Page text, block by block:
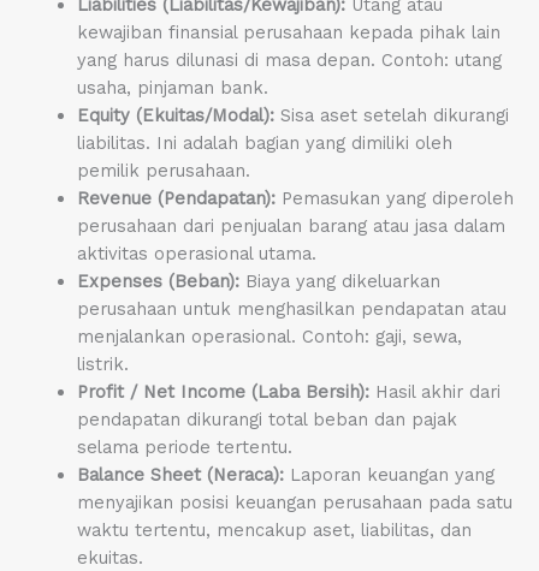
Liabilities (Liabilitas/Kewajiban):Utang atau
kewajiban finansial perusahaan kepada pihak lain
yang harus dilunasi di masa depan. Contoh: utang
usaha, pinjaman bank.
Equity (Ekuitas/Modal):Sisa aset setelah dikurangi
liabilitas. Ini adalah bagian yang dimiliki oleh
pemilik perusahaan.
Revenue (Pendapatan):Pemasukan yang diperoleh
perusahaan dari penjualan barang atau jasa dalam
aktivitas operasional utama.
Expenses (Beban):Biaya yang dikeluarkan
perusahaan untuk menghasilkan pendapatan atau
menjalankan operasional. Contoh: gaji, sewa,
listrik.
Profit / Net Income (Laba Bersih):Hasil akhir dari
pendapatan dikurangi total beban dan pajak
selama periode tertentu.
Balance Sheet (Neraca):Laporan keuangan yang
menyajikan posisi keuangan perusahaan pada satu
waktu tertentu, mencakup aset, liabilitas, dan
ekuitas.